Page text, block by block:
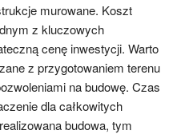
murowane. Koszt
z kluczowych
cenę inwestycji. Warto
z przygotowaniem terenu
na budowę. Czas
dla całkowitych
budowa, tym